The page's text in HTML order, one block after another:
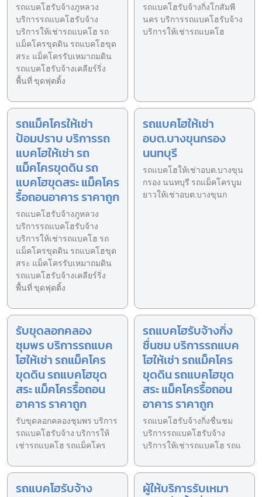
รถแบคโฮรับจ้างภูหลวง
บริการรถแบคโฮรับจ้าง
บริการให้เช่ารถแบคโฮ รถ
แม็คโครขุดดิน รถแบคโฮขุด
สระ แม็คโครรับเหมาถมดิน
รถแบคโฮรับจ้างเคลียร์ริ่ง
พื้นที่ ขุดฟุตติ้ง
รถแบคโฮรับจ้างกิ่งโกสัมพี
นคร บริการรถแบคโฮรับจ้าง
บริการให้เช่ารถแบคโฮ
รถแม็คโครให้เช่า
ป้อมปราบ บริการรถ
แบคโฮให้เช่า รถ
แม็คโครขุดดิน รถ
แบคโฮขุดสระ แม็คโคร
รื้อถอนอาคาร ราคาถูก
รถแบคโฮรับจ้างภูหลวง
บริการรถแบคโฮรับจ้าง
บริการให้เช่ารถแบคโฮ รถ
แม็คโครขุดดิน รถแบคโฮขุด
สระ แม็คโครรับเหมาถมดิน
รถแบคโฮรับจ้างเคลียร์ริ่ง
พื้นที่ ขุดฟุตติ้ง
รถแบคโฮให้เช่า
อบต.บางขุนกรอง
นนทบุรี
รถแบคโฮให้เช่าอบต.บางขุน
กรอง นนทบุรี รถแม็คโครบูม
ยาวให้เช่าอบต.บางขุนก
รับขุดลอกคลอง
ชุมพร บริการรถแบค
โฮให้เช่า รถแม็คโคร
ขุดดิน รถแบคโฮขุด
สระ แม็คโครรื้อถอน
อาคาร ราคาถูก
รับขุดลอกคลองชุมพร บริการ
รถแบคโฮรับจ้าง บริการให้
เช่ารถแบคโฮ รถแม็คโคร
รถแบคโฮรับจ้างกิ่ง
ชื่นชม บริการรถแบค
โฮให้เช่า รถแม็คโคร
ขุดดิน รถแบคโฮขุด
สระ แม็คโครรื้อถอน
อาคาร ราคาถูก
รถแบคโฮรับจ้างกิ่งชื่นชม
บริการรถแบคโฮรับจ้าง
บริการให้เช่ารถแบคโฮ รถแ
รถแบคโฮรับจ้าง
ผู้ให้บริการรับเหมา